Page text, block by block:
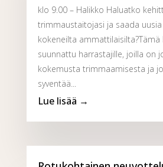
klo 9.00 – Halikko Haluatko
trimmaustaitojasi ja saada
kokeneilta ammattilaisilta?Tämä
suunnattu harrastajille, joilla on
kokemusta trimmaamisesta ja
syventää...